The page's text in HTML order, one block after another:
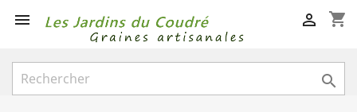
 shopping_cart

